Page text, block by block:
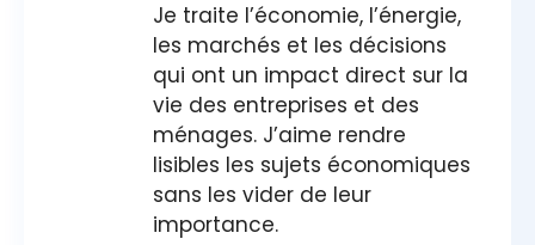
Je traite l’économie, l’énergie,
les marchés et les décisions
qui ont un impact direct sur la
vie des entreprises et des
ménages. J’aime rendre
lisibles les sujets économiques
sans les vider de leur
importance.